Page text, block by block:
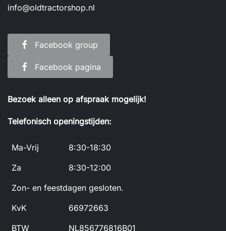
info@oldtractorshop.nl
Facebook group
Facebook pagina
Bezoek alleen op afspraak mogelijk!
Telefonisch openingstijden:
Ma-Vrij
8:30-18:30
Za
8:30-12:00
Zon- en feestdagen gesloten.
KvK
66972663
BTW
NL856776816B01